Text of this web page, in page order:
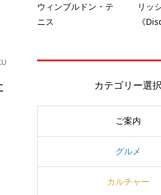
ウィンブルドン・テ
ニス
リッ
《
カテゴリー選択
ご案内
グルメ
カルチャー